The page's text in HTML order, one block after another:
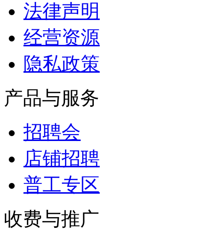
法律声明
经营资源
隐私政策
产品与服务
招聘会
店铺招聘
普工专区
收费与推广